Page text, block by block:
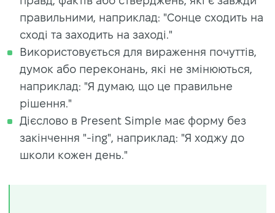
правильними, наприклад: "Сонце сходить на
сході та заходить на заході."
Використовується для вираження почуттів,
думок або переконань, які не змінюються,
наприклад: "Я думаю, що це правильне
рішення."
Дієслово в Present Simple має форму без
закінчення "-ing", наприклад: "Я ходжу до
школи кожен день."